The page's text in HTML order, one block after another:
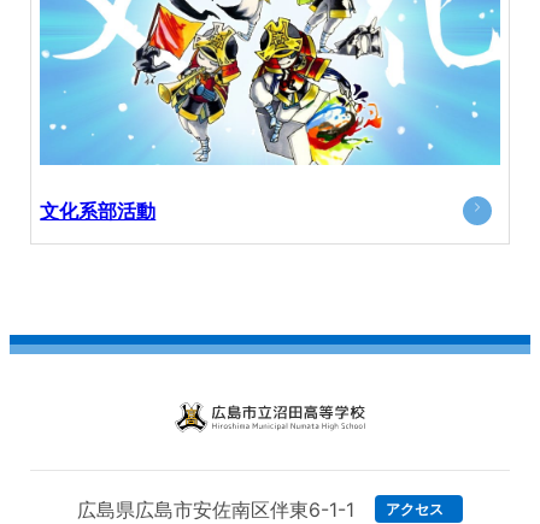
文化系部活動
広島市立沼田高等学校
広島県広島市安佐南区伴東6-1-1
アクセス